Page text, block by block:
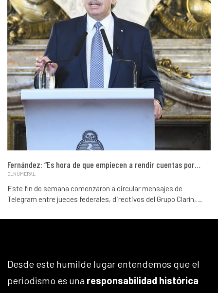
Fernández: “Es hora de que empiecen a rendir cuentas por…
ELNUMERAL
Este fin de semana comenzaron a circular mensajes de
Telegram entre jueces federales, directivos del Grupo Clarín,…
Desde este humilde lugar entendemos que el
periodismo es una responsabilidad histórica